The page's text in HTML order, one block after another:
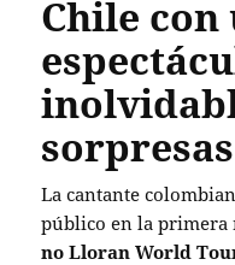
Chile con
sorpresas
La cantante
público en la primera
no Lloran World